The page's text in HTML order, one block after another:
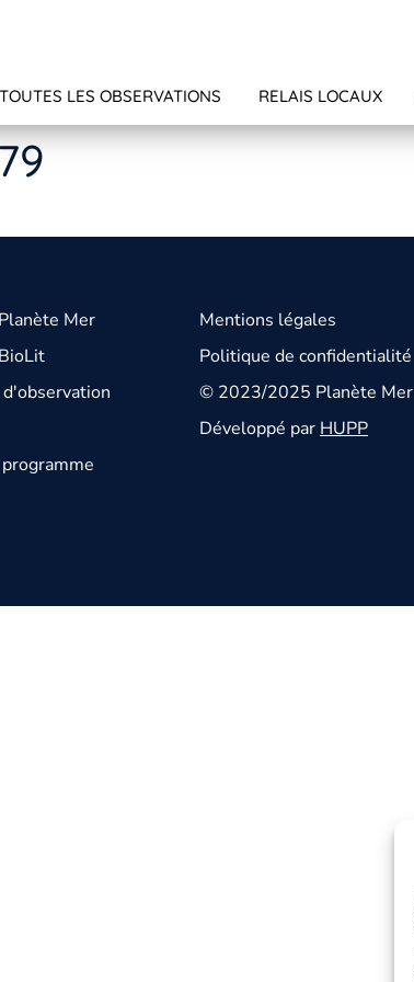
TOUTES LES OBSERVATIONS RELAIS LOCAUX
Mer
Mentions légales
Politique de confidentialité
© 2023/2025 Planète Mer
Développé parHUPP